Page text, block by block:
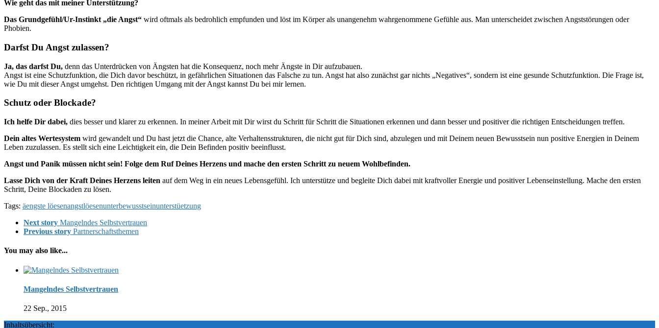
Wie geht das mit meiner Unterstützung?
Das Grundgefühl/Ur-Instinkt „die Angst“ wird oftmals als bedrohlich empfunden und löst im Körper als unangenehm wahrgenommene Gefühle aus. Man unterscheidet zwischen Angststörungen oder
Phobien.
Darfst Du Angst zulassen?
Ja, das darfst Du, denn das Unterdrücken von Ängsten hat die Konsequenz, noch mehr Ängste in Dir aufzubauen.
Angst ist eine Schutzfunktion, die Dich davor beschützt, in gefährlichen Situationen das Falsche zu tun. Angst hat also zunächst gar nichts „Negatives“, sondern ist eine gesunde Schutzfunktion. Die Frage ist,
wie Du mit dieser Angst umgehst. Den richtigen Umgang mit der Angst kannst Du bei mir lernen.
Schutz oder Blockade?
Ich helfe Dir dabei, dies besser und klarer zu erkennen. In meiner Arbeit mit Dir wirst du Schritt für Schritt die Situationen erkennen und dann besser und positiver die richtigen Entscheidungen treffen.
Dein altes Wertesystem wird gewandelt und Du hast jetzt die Chance, alte Verhaltensstrukturen, die nicht gut für Dich sind, abzulegen und mit Deinem neuen Bewusstsein nun positive Energien in Deinem
Leben zuzulassen. Es stellt sich eine Leichtigkeit ein, die Dein Befinden positiv beeinflusst.
Angst und Panik müssen nicht sein! Folge dem Ruf Deines Herzens und mache den ersten Schritt zu neuem Wohlbefinden.
Lasse Dich von der Kraft Deines Herzens leiten auf dem Weg in ein neues Lebensgefühl. Ich unterstütze und begleite Dich dabei mit kraftvoller Energie und positiver Lebenseinstellung. Mache den ersten
Schritt, Deine Blockaden zu lösen.
Tags: äengste löesenangstlöesenunterbewusstseinunterstüetzung
Next story Mangelndes Selbstvertrauen
Previous story Partnerschaftsthemen
You may also like...
Mangelndes Selbstvertrauen
22 Sep., 2015
Inhaltsübersicht: